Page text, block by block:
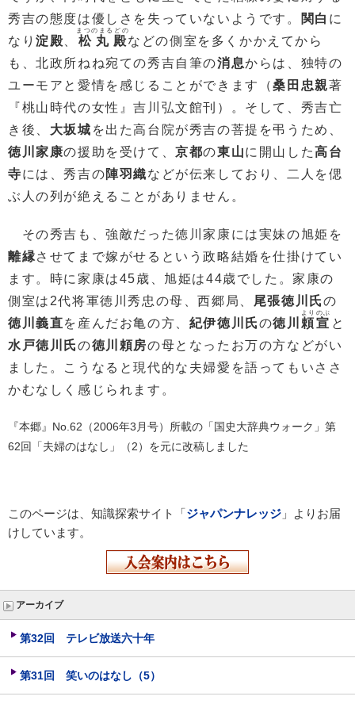
秀吉の態度は優しさを失っていないようです。
関白 に
なり淀殿 松丸殿
まつのまるどの
などの側室を多くかかえてから
も、北政所ねね宛ての秀吉自筆の消息からは、独特の
ユーモアと愛情を感じることができます（桑田忠親著
『桃山時代の女性』吉川弘文館刊）。そして、秀吉亡
き後、 大坂城 を出た高台院が秀吉の菩提を弔うため、
徳川家康の援助を受けて、京都の東山に開山した高台
寺には、秀吉の陣羽織などが伝来しており、二人を偲
ぶ人の列が絶えることがありません。
その秀吉も、強敵だった徳川家康には実妹の旭姫を
離縁させてまで嫁がせるという政略結婚を仕掛けてい
ます。時に家康は45歳、旭姫は44歳でした。家康の
側室は2代将軍徳川秀忠の母、西郷局、
尾張徳川氏の
徳川義直を産んだお亀の方、 紀伊徳川氏の徳川 頼宣
よりのぶ
と
水戸徳川氏の徳川頼房の母となったお万の方などがい
ました。こうなると現代的な夫婦愛を語ってもいささ
かむなしく感じられます。
『本郷』No.62（2006年3月号）所載の「国史大辞典ウォーク」第
62回「夫婦のはなし」（2）を元に改稿しました
このページは、知識探索サイト「ジャパンナレッジ 」よりお届
けしています。
アーカイブ
第32回 テレビ放送六十年
第31回 笑いのはなし（5）